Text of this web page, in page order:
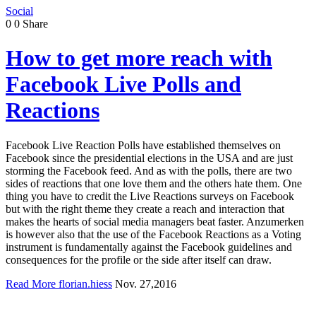
Social
0 0 Share
How to get more reach with
Facebook Live Polls and
Reactions
Facebook Live Reaction Polls have established themselves on
Facebook since the presidential elections in the USA and are just
storming the Facebook feed. And as with the polls, there are two
sides of reactions that one love them and the others hate them. One
thing you have to credit the Live Reactions surveys on Facebook
but with the right theme they create a reach and interaction that
makes the hearts of social media managers beat faster. Anzumerken
is however also that the use of the Facebook Reactions as a Voting
instrument is fundamentally against the Facebook guidelines and
consequences for the profile or the side after itself can draw.
Read More florian.hiess Nov. 27,2016